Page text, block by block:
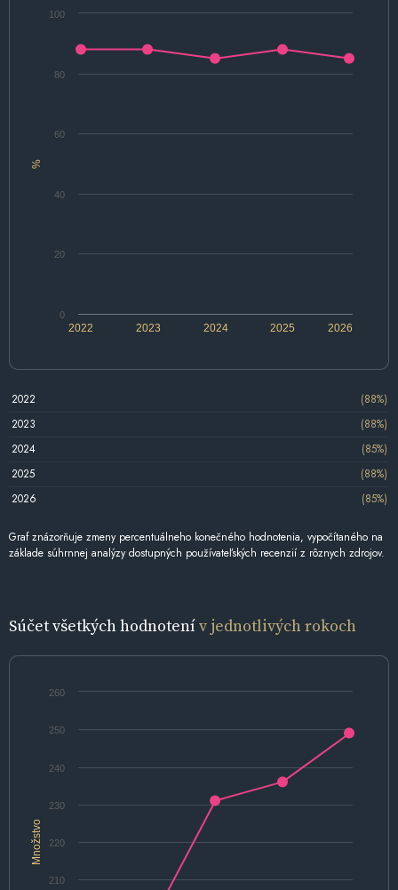
%
2022 2024 2026
2023 2025
0
20
40
60
80
100
2022
(88%)
2023
(88%)
2024
(85%)
2025
(88%)
2026
(85%)
Graf znázorňuje zmeny percentuálneho konečného hodnotenia, vypočítaného na
základe súhrnnej analýzy dostupných používateľských recenzií z rôznych zdrojov.
Súčet všetkých hodnotenív jednotlivých rokoch
Množstvo
210
220
230
240
250
260